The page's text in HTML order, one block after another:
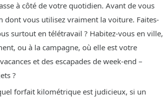
à côté de votre quotidien. Avant de vous
dont vous utilisez vraiment la voiture. Faites-
surtout en télétravail ? Habitez-vous en ville,
ou à la campagne, où elle est votre
et des escapades de week-end –
?
forfait kilométrique est judicieux, si un